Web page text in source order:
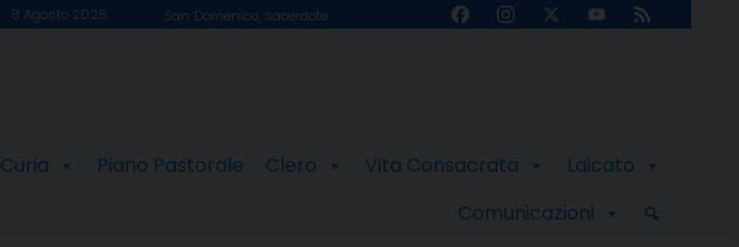
8 Agosto 2026 San Domenico, sacerdote FacebookInstagram
X
YouTube
Feed
Curia Piano Pastorale Clero Vita Consacrata
Laicato
Comunicazioni